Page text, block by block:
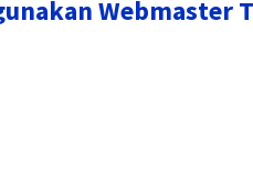
Webmaster